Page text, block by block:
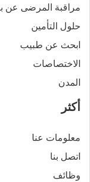
مراقبة المرضى عن
حلول التأمين
ابحث عن طبيب
الاختصاصات
المدن
أكثر
معلومات عنا
اتصل بنا
وظائف